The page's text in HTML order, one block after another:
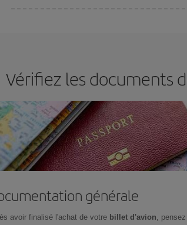
Vérifiez les documents
générale
avoir finalisé l'achat de votre billet d'avion,